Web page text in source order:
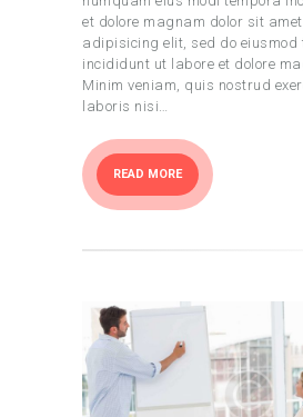
et dolore magnam dolor sit
adipisicing elit, sed do eiusmod
incididunt ut labore et dolore
Minim veniam, quis nostrud
laboris nisi…
READ MORE